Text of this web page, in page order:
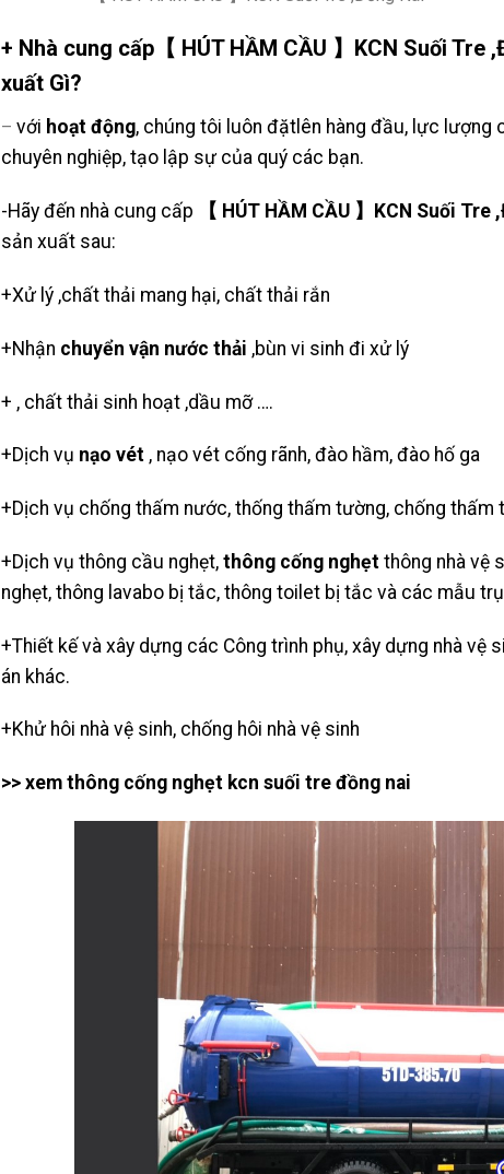
+ Nhà cung cấp【 HÚT HẦM CẦU 】KCN Suối
xuất Gì?
– với hoạt động, chúng tôi luôn đặtlên hàng đầu, lực lượng
chuyên nghiệp, tạo lập sự của quý các bạn.
-Hãy đến nhà cung cấp 【 HÚT HẦM CẦU 】KCN Suối Tre
sản xuất sau:
+Xử lý ,chất thải mang hại, chất thải rắn
+Nhận chuyển vận nước thải ,bùn vi sinh đi xử lý
+ , chất thải sinh hoạt ,dầu mỡ ….
+Dịch vụ nạo vét , nạo vét cống rãnh, đào hầm, đào hố ga
+Dịch vụ chống thấm nước, thống thấm tường, chống thấm
+Dịch vụ thông cầu nghẹt, thông cống nghẹt thông nhà vệ
nghẹt, thông lavabo bị tắc, thông toilet bị tắc và các mẫu
+Thiết kế và xây dựng các Công trình phụ, xây dựng nhà vệ
án khác.
+Khử hôi nhà vệ sinh, chống hôi nhà vệ sinh
>> xem thông cống nghẹt kcn suối tre đồng nai